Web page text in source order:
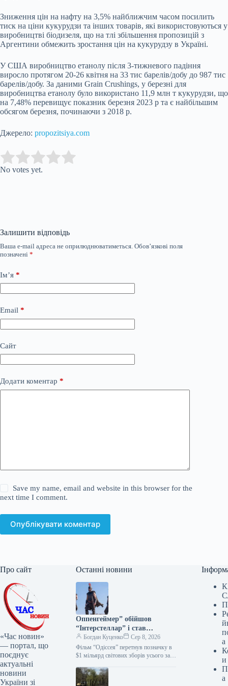
Зниження цін на нафту на 3,5% найближчим часом посилить
тиск на ціни кукурудзи та інших товарів, які використовуються у
виробництві біодизеля, що на тлі збільшення пропозицій з
Аргентини обмежить зростання цін на кукурудзу в Україні.
У США виробництво етанолу після 3-тижневого падіння
виросло протягом 20-26 квітня на 33 тис барелів/добу до 987 тис
барелів/добу. За даними Grain Crushings, у березні для
виробництва етанолу було використано 11,9 млн т кукурудзи, що
на 7,48% перевищує показник березня 2023 р та є найбільшим
обсягом березня, починаючи з 2018 р.
Джерело: propozitsiya.com
Rate this item:
No votes yet.
Залишити відповідь
Ваша e-mail адреса не оприлюднюватиметься. Обов’язкові поля
позначені *
Ім’я *
Email *
Сайт
Додати коментар *
Save my name, email and website in this browser for the
next time I comment.
Опублікувати коментар
Про сайт
«Час новин»
— портал, що
поєднує
актуальні
новини
України зі
Останні новини
Оппенгеймер” обійшов
“Інтерстеллар” і став
найкасовішим фільмом
Нолана
Богдан Куценко
Сер 8, 2026
Фільм “Одіссея” перетнув позначку в
$1 мільярд світових зборів усього за
стрічка стане…
а
и
а